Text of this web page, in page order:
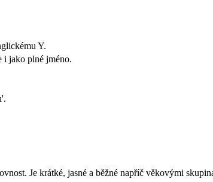
Y.
i jako plné jméno.
Je krátké, jasné a běžné napříč věkovými